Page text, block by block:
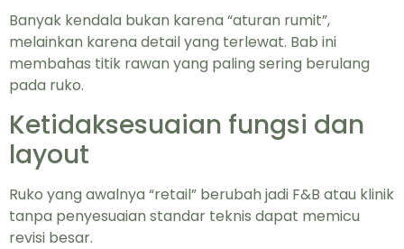
Banyak kendala bukan karena “aturan rumit”,
melainkan karena detail yang terlewat. Bab ini
membahas titik rawan yang paling sering berulang
pada ruko.
Ketidaksesuaian fungsi dan
layout
Ruko yang awalnya “retail” berubah jadi F&B atau klinik
tanpa penyesuaian standar teknis dapat memicu
revisi besar.